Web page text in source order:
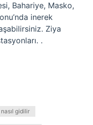
Bahariye, Masko,
inerek
Ziya
.
gidilir